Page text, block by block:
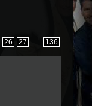
26 27 136